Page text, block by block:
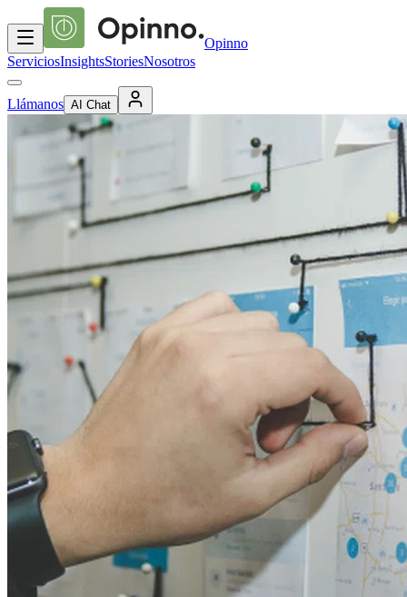
Opinno
ServiciosInsightsStoriesNosotros
Llámanos AI Chat